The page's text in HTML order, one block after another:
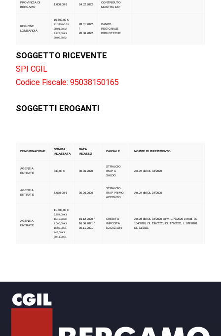
PROVINCIA DI
BERGAMO
1.000,00 € 24.02.2022
CONTRIBUTO
MOSTRA 120°
REGIONE
LOMBARDIA
16.500,00 €
12.375,00 € il
28.01.2022
4.125,00 € il
20.06.2022
28.01.2022
/
20.06.2022
BANDO
REGIONALE
BIBLIOTECHE
SOGGETTO RICEVENTE
SPI CGIL
Codice Fiscale: 95038150165
SOGGETTI EROGANTI
DENOMINAZIONE
SOMMA
INCASSATA
DATA
INCASSO
CAUSALE NORME DI RIFERIMENTO
AGENZIA
ENTRATE
330,00 € 30.06.2020
STRALCIO
IRAP A
SALDO
Art.24 del DL 34/2020
AGENZIA
ENTRATE
5.630,00 € 30.06.2020
STRALCIO
IRAP PRIMO
ACCONTO
Art.24 del DL 34/2020
AGENZIA
ENTRATE
11.300,00 €
6.854,00 € il
16.12.2020
4.000,00 € il
16.06.2021
446,00 € il
30.11.2021
16.12.2020 /
16.06.2021 /
30.11.2021
CREDITO
IMPOSTA
LOCAZIONI
Art.28 del DL 34/2020 conv. L.77/2020 e mod. DL
104/2020, DL 137/2020, DL 172/2020, L.178/2020,
DL 73/2021